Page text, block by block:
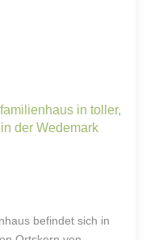
in toller,
der Wedemark
befindet sich in